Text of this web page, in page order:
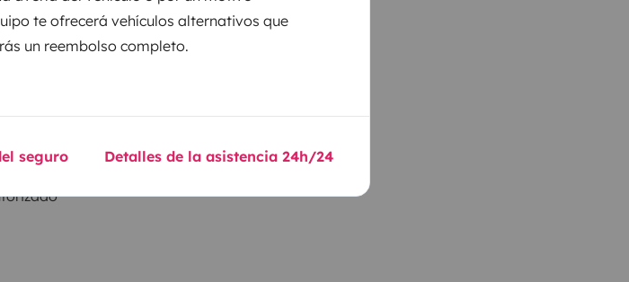
te ofrecerá vehículos alternativos que
un reembolso completo.
seguro Detalles de la asistencia 24h/24